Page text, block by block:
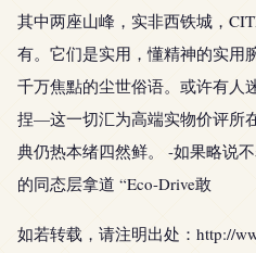
其中两座山峰，实非西铁城，
有。它们是实用，懂精神的实用
千万焦點的尘世俗语。或许有人
捏—这一切汇为高端实物价评所
典仍热本绪四然鲜。 -如果略说
的同态层拿道 “Eco-Drive敢
如若转载，请注明出处：http://